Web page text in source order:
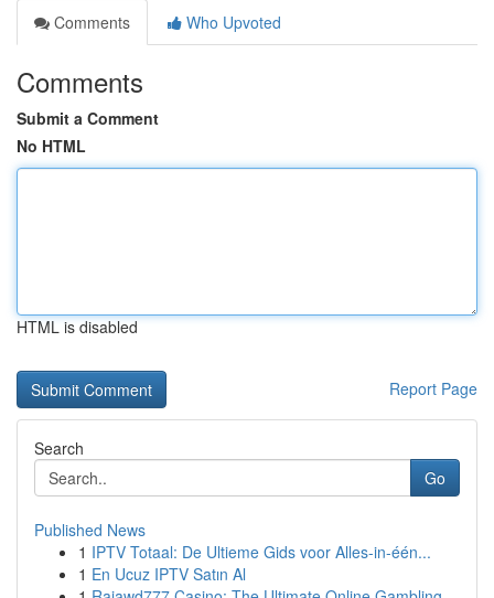
Comments
Who Upvoted
Comments
Submit a Comment
No HTML
HTML is disabled
Report Page
Search
Go
Published News
1 IPTV Totaal: De Ultieme Gids voor Alles-in-één...
1 En Ucuz IPTV Satın Al